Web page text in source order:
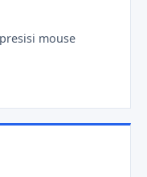
mouse